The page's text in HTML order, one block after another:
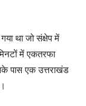
था जो संक्षेप में
में एकतरफा
पास एक उत्तराखंड